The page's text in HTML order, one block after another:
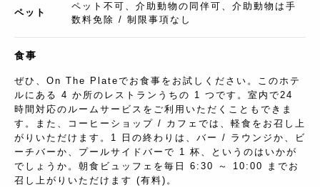
ペット
ペット不可、介助動物の同伴可、介助動物は手
数料免除 / 制限事項なし
食事
ぜひ、On The Plateでお食事をお試しください。このホテ
ルにある 4 か所のレストランうちの 1 つです。室内で24
時間対応のルームサービスをご利用いただくこともできま
す。また、コーヒーショップ / カフェでは、軽食をお召し上
がりいただけます。1 日の終わりは、バー / ラウンジか、ビ
ーチバーか、プールサイドバーで 1 杯、というのはいかが
でしょうか。朝食ビュッフェを毎日 6:30 ～ 10:00 までお
召し上がりいただけます (有料)。